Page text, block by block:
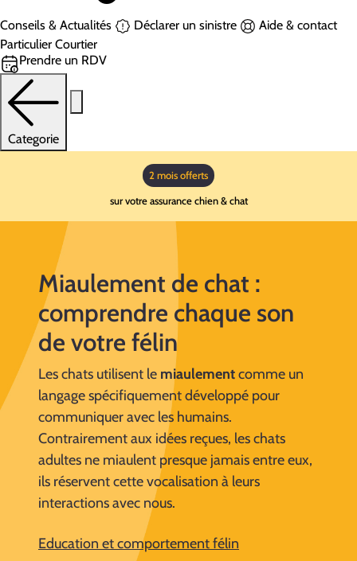
Conseils & Actualités Déclarer un sinistre
Aide & contact
Particulier Courtier
Prendre un RDV
Categorie
2 mois offerts
sur votre assurance chien & chat
Miaulement de chat :
comprendre chaque son
de votre félin
Les chats utilisent le miaulementcomme un
langage spécifiquement développé pour
communiquer avec les humains.
Contrairement aux idées reçues, les chats
adultes ne miaulent presque jamais entre eux,
ils réservent cette vocalisation à leurs
interactions avec nous.
Education et comportement félin